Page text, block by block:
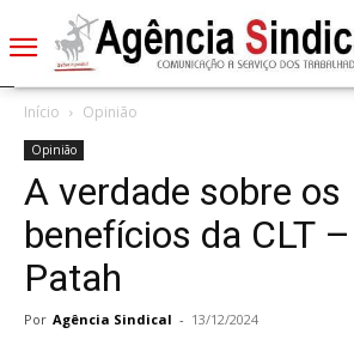
Início Opinião
Opinião
A verdade sobre os
benefícios da CLT
Patah
Por Agência Sindical - 13/12/2024